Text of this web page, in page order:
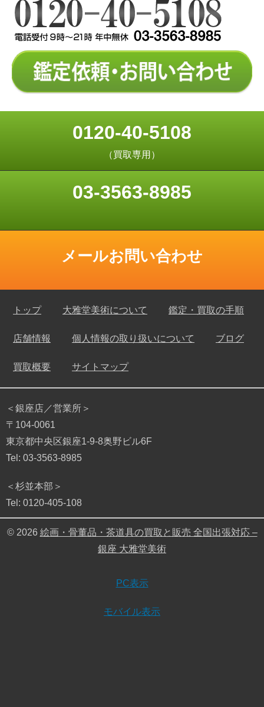
0120-40-5108
（買取専用）
03-3563-8985
メールお問い合わせ
トップ 大雅堂美術について 鑑定・買取の手順
店舗情報 個人情報の取り扱いについて ブログ
買取概要 サイトマップ
＜銀座店／営業所＞
〒104-0061
東京都中央区銀座1-9-8奥野ビル6F
Tel: 03-3563-8985
＜杉並本部＞
Tel: 0120-405-108
© 2026 絵画・骨董品・茶道具の買取と販売 全国出張対応 –
銀座 大雅堂美術
PC表示
モバイル表示